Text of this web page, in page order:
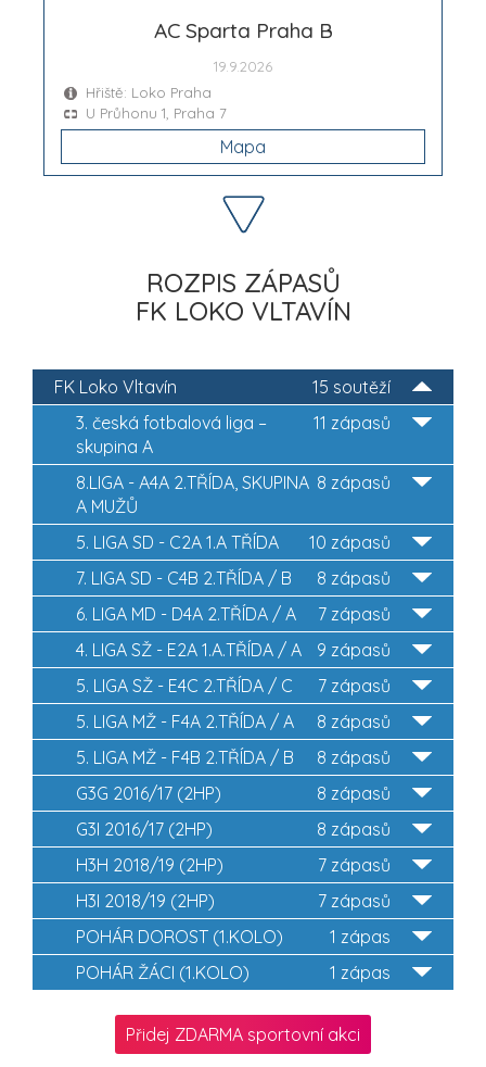
AC Sparta Praha B
19.9.2026
Hřiště: Loko Praha
U Průhonu 1, Praha 7
Mapa
ROZPIS ZÁPASŮ
FK LOKO VLTAVÍN
15 soutěží
FK Loko Vltavín
11 zápasů
3. česká fotbalová liga –
skupina A
8 zápasů
8.LIGA - A4A 2.TŘÍDA, SKUPINA
A MUŽŮ
10 zápasů
5. LIGA SD - C2A 1.A TŘÍDA
8 zápasů
7. LIGA SD - C4B 2.TŘÍDA / B
7 zápasů
6. LIGA MD - D4A 2.TŘÍDA / A
9 zápasů
4. LIGA SŽ - E2A 1.A.TŘÍDA / A
7 zápasů
5. LIGA SŽ - E4C 2.TŘÍDA / C
8 zápasů
5. LIGA MŽ - F4A 2.TŘÍDA / A
8 zápasů
5. LIGA MŽ - F4B 2.TŘÍDA / B
8 zápasů
G3G 2016/17 (2HP)
8 zápasů
G3I 2016/17 (2HP)
7 zápasů
H3H 2018/19 (2HP)
7 zápasů
H3I 2018/19 (2HP)
1 zápas
POHÁR DOROST (1.KOLO)
1 zápas
POHÁR ŽÁCI (1.KOLO)
Přidej ZDARMA sportovní akci